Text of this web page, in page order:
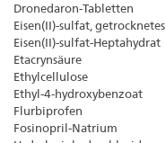
Dronedaron-Tabletten
Eisen(II)-sulfat, getrocknetes
Eisen(II)-sulfat-Heptahydrat
Etacrynsäure
Ethylcellulose
Ethyl-4-hydroxybenzoat
Flurbiprofen
Fosinopril-Natrium